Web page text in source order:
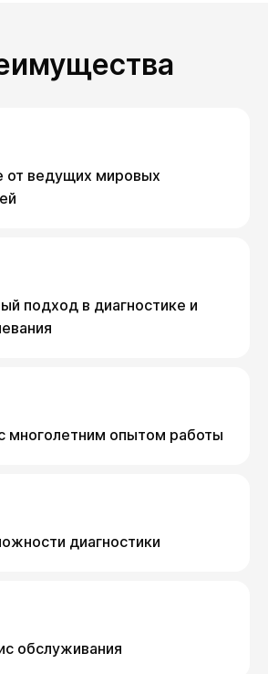
от ведущих мировых
подход в диагностике и
многолетним опытом работы
диагностики
обслуживания